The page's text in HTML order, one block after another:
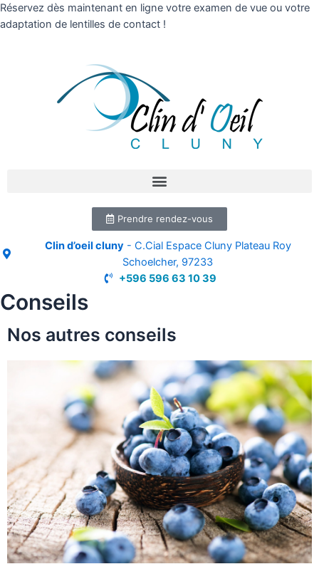
Réservez dès maintenant en ligne votre examen de vue ou votre
adaptation de lentilles de contact !
Prendre rendez-vous
Clin d’oeil cluny- C.Cial Espace Cluny Plateau Roy
Schoelcher, 97233
+596 596 63 10 39
Conseils
Nos autres conseils